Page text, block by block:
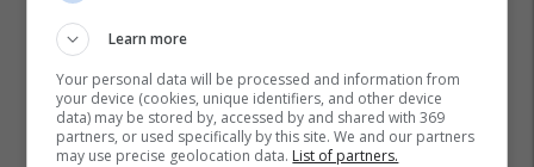
Plan B – reklamoni biznesin tuaj
aty ku është audienca shqiptare
në Zvicër
Plan B
Learn more
Your personal data will be processed and information from
your device (cookies, unique identifiers, and other device
data) may be stored by, accessed by and shared with 369
partners, or used specifically by this site. We and our partners
may use precise geolocation data. List of partners.